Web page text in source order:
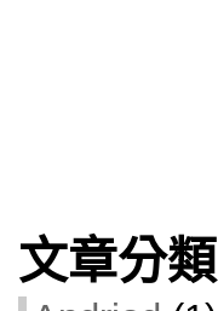
文章分類